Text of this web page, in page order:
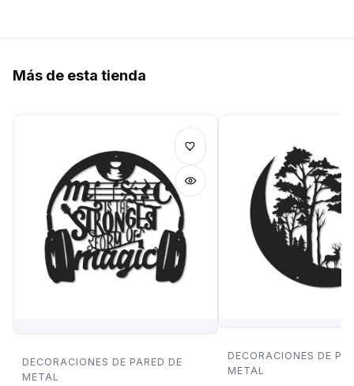
Más de esta tienda
DECORACIONES DE PARED DE
METAL
DECORACIONES DE
METAL